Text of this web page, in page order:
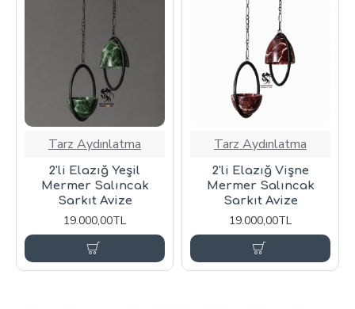
Tarz Aydınlatma
2'li Elazığ Yeşil
Mermer Salıncak
Sarkıt Avize
19.000,00TL
Tarz Aydınlatma
2'li Elazığ Vişne
Mermer Salıncak
Sarkıt Avize
19.000,00TL